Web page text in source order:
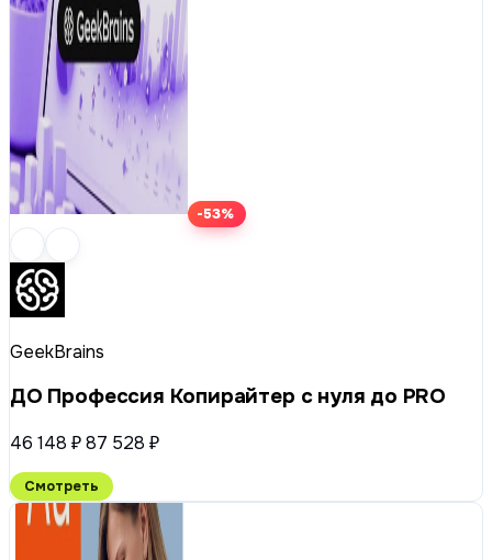
-53%
GeekBrains
ДО Профессия Копирайтер с нуля до PRO
46 148 ₽87 528 ₽
Смотреть